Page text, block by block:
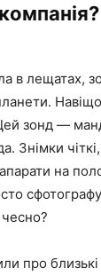
в лещатах,
зонд —
Знімки чіткі,
на
про